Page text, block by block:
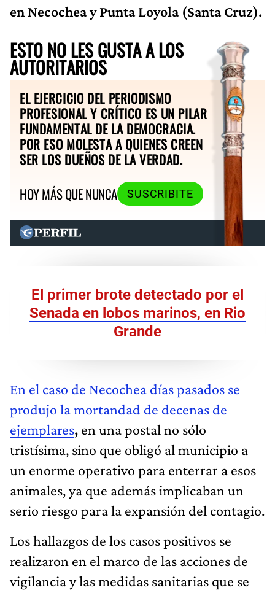
en Necochea y Punta Loyola (Santa Cruz).
ESTO NO LES GUSTA A LOS
AUTORITARIOS
EL EJERCICIO DEL PERIODISMO
PROFESIONAL Y CRÍTICO ES UN PILAR
FUNDAMENTAL DE LA DEMOCRACIA.
POR ESO MOLESTA A QUIENES CREEN
SER LOS DUEÑOS DE LA VERDAD.
HOY MÁS QUE NUNCA
SUSCRIBITE
El primer brote detectado por el
Senada en lobos marinos, en Rio
Grande
En el caso de Necochea días pasados se
produjo la mortandad de decenas de
ejemplares, en una postal no sólo
tristísima, sino que obligó al municipio a
un enorme operativo para enterrar a esos
animales, ya que además implicaban un
serio riesgo para la expansión del contagio.
Los hallazgos de los casos positivos se
realizaron en el marco de las acciones de
vigilancia y las medidas sanitarias que se